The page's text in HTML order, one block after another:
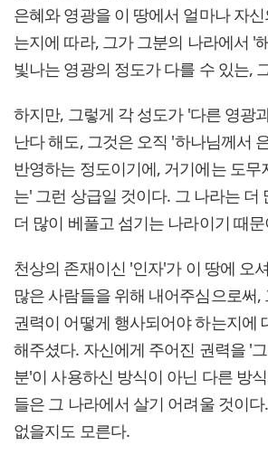
은혜와 영광을 이 땅에서 얼마나 자
는지에 따라, 그가 그분의 나라에서 '
빛나는 영광의 정도가 다를 수 있는,
하지만, 그렇게 각 성도가 '다른 영광
난다 해도, 그것은 오직 '하나님께서
반영하는 정도이기에, 거기에는 도무
는' 그런 상급일 것이다. 그 나라는 더
더 많이 베풀고 섬기는 나라이기 때
천상의 존재이신 '인자'가 이 땅에 오
많은 사람들을 위해 내어주심으로써
권력이 어떻게 행사되어야 하는지에
해주셨다. 자신에게 주어진 권력을 '
분'이 사용하신 방식이 아닌 다른 방
들은 그 나라에서 살기 어려울 것이
없을지도 모른다.